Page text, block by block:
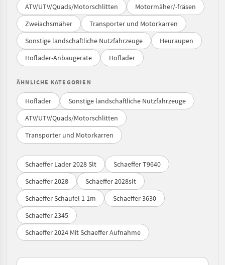
ATV/UTV/Quads/Motorschlitten
Motormäher/-fräsen
Zweiachsmäher
Transporter und Motorkarren
Sonstige landschaftliche Nutzfahrzeuge
Heuraupen
Hoflader-Anbaugeräte
Hoflader
ÄHNLICHE KATEGORIEN
Hoflader
Sonstige landschaftliche Nutzfahrzeuge
ATV/UTV/Quads/Motorschlitten
Transporter und Motorkarren
Schaeffer Lader 2028 Slt
Schaeffer T9640
Schaeffer 2028
Schaeffer 2028slt
Schaeffer Schaufel 1 1m
Schaeffer 3630
Schaeffer 2345
Schaeffer 2024 Mit Schaeffer Aufnahme